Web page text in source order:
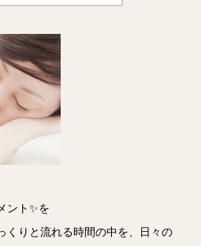
ント✨を
くりと流れる時間の中を、日々の